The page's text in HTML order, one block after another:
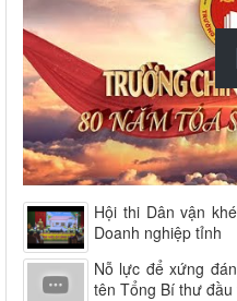
Hội thi Dân vận
Doanh nghiệp tỉnh
Nỗ lực để xứng
tên Tổng Bí thư